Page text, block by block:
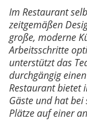
Im Restaurant
zeitgemäßen
große, moderne
Arbeitsschritte
unterstützt das
durchgängig
Restaurant bietet
Gäste und hat
Plätze auf einer